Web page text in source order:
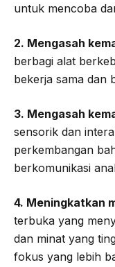
untuk mencoba
2. Mengasah
berbagi alat
bekerja sama dan
3. Mengasah
sensorik dan
perkembangan
berkomunikasi
4. Meningkatkan
terbuka yang
dan minat yang
fokus yang lebih